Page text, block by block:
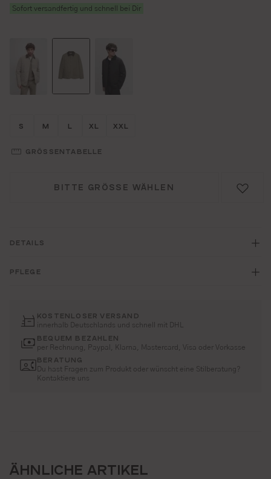
Sofort versandfertig und schnell bei Dir
Größe wählen
S Größe wählen
M Größe wählen
L Größe wählen
XL Größe wählen
XXL
GRÖSSENTABELLE
BITTE GRÖSSE WÄHLEN
DETAILS
PFLEGE
KOSTENLOSER VERSAND
innerhalb Deutschlands und schnell mit DHL
BEQUEM BEZAHLEN
per Rechnung, Paypal, Klarna, Mastercard, Visa oder Vorkasse
BERATUNG
Du hast Fragen zum Produkt oder wünscht eine Stilberatung?
Kontaktiere uns
ÄHNLICHE ARTIKEL